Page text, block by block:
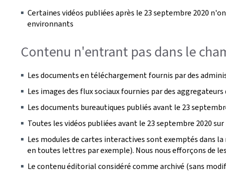
Certaines vidéos publiées après le 23 septembre 2020
environnants
Contenu n'entrant pas dans le
Les documents en téléchargement fournis par des
Les images des flux sociaux fournies par des
Les documents bureautiques publiés avant le 23
Toutes les vidéos publiées avant le 23 septembre 2020 sur
Les modules de cartes interactives sont exemptés dans
en toutes lettres par exemple). Nous nous efforçons de
Le contenu éditorial considéré comme archivé (sans